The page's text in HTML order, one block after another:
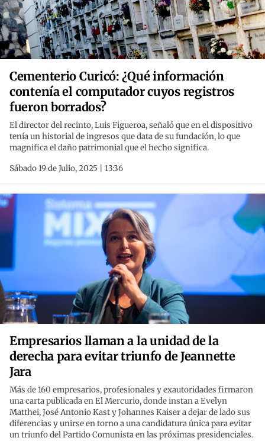
Cementerio Curicó: ¿Qué información
contenía el computador cuyos registros
fueron borrados?
El director del recinto, Luis Figueroa, señaló que en el dispositivo
tenía un historial de ingresos que data de su fundación, lo que
magnifica el daño patrimonial que el hecho significa.
Sábado 19 de Julio, 2025 | 13:36
Empresarios llaman a la unidad de la
derecha para evitar triunfo de Jeannette
Jara
Más de 160 empresarios, profesionales y exautoridades firmaron
una carta publicada en El Mercurio, donde instan a Evelyn
Matthei, José Antonio Kast y Johannes Kaiser a dejar de lado sus
diferencias y unirse en torno a una candidatura única para evitar
un triunfo del Partido Comunista en las próximas presidenciales.